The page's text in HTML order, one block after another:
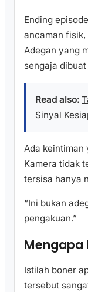
Ending
ancaman fisik,
Adegan yang
sengaja
Read also:
Sinyal
Ada keintiman
Kamera tidak
tersisa hanya
“Ini bukan
pengakuan.”
Mengapa
Istilah boner
tersebut